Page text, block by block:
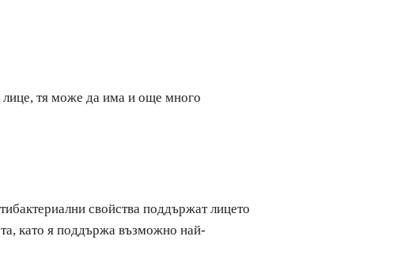
лице, тя може да има и още много
свойства поддържат лицето
като я поддържа възможно най-